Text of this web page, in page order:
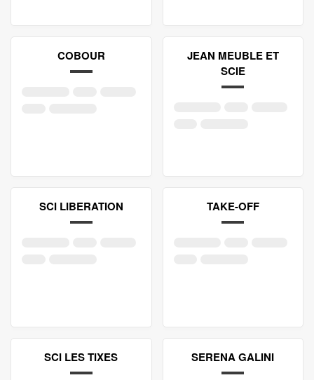
COBOUR
JEAN MEUBLE ET
SCIE
SCI LIBERATION TAKE-OFF
SCI LES TIXES SERENA GALINI